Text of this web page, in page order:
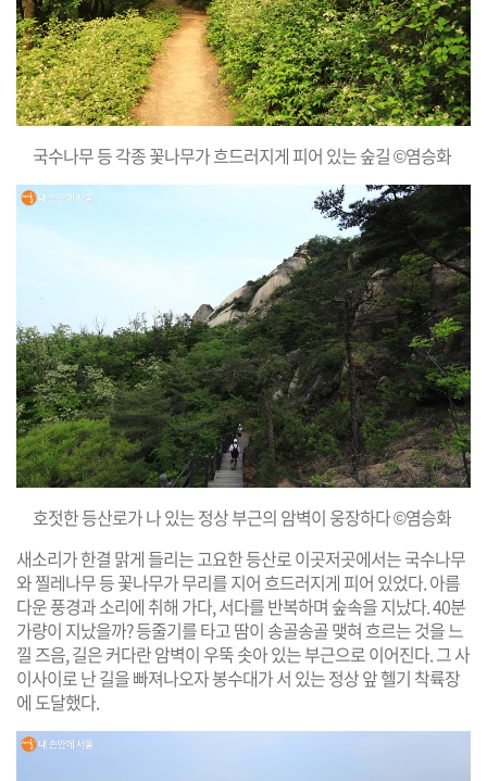
국수나무 등 각종 꽃나무가 흐드러지게 피어 있는 숲길 ©염승화
호젓한 등산로가 나 있는 정상 부근의 암벽이 웅장하다 ©염승화
새소리가 한결 맑게 들리는 고요한 등산로 이곳저곳에서는 국수나무
와 찔레나무 등 꽃나무가 무리를 지어 흐드러지게 피어 있었다. 아름
다운 풍경과 소리에 취해 가다, 서다를 반복하며 숲속을 지났다. 40분
가량이 지났을까? 등줄기를 타고 땀이 송골송골 맺혀 흐르는 것을 느
낄 즈음, 길은 커다란 암벽이 우뚝 솟아 있는 부근으로 이어진다. 그 사
이사이로 난 길을 빠져나오자 봉수대가 서 있는 정상 앞 헬기 착륙장
에 도달했다.